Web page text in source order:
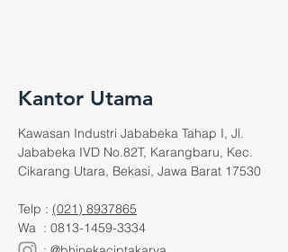
Kantor Utama
Kawasan Industri Jababeka Tahap I, Jl.
Jababeka IVD No.82T, Karangbaru, Kec.
Cikarang Utara, Bekasi, Jawa Barat 17530
Telp : (021) 8937865
Wa : 0813-1459-3334